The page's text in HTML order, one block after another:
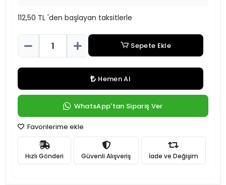
112,50 TL 'den başlayan taksitlerle
Sepete Ekle
Hemen Al
WhatsApp'tan Sipariş Ver
Favorilerime ekle
Hızlı Gönderi Güvenli Alışveriş İade ve Değişim